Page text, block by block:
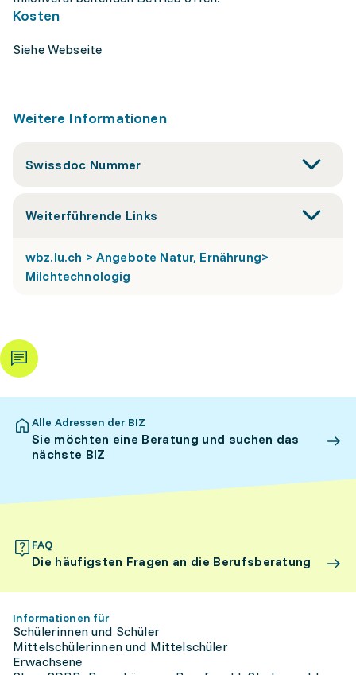
Kosten
Siehe Webseite
Weitere Informationen
Swissdoc Nummer
Weiterführende Links
wbz.lu.ch > Angebote Natur, Ernährung>
Milchtechnologig
Alle Adressen der BIZ
Sie möchten eine Beratung und suchen das
nächste BIZ
FAQ
Die häufigsten Fragen an die Berufsberatung
Informationen für
Schülerinnen und Schüler
Mittelschülerinnen und Mittelschüler
Erwachsene